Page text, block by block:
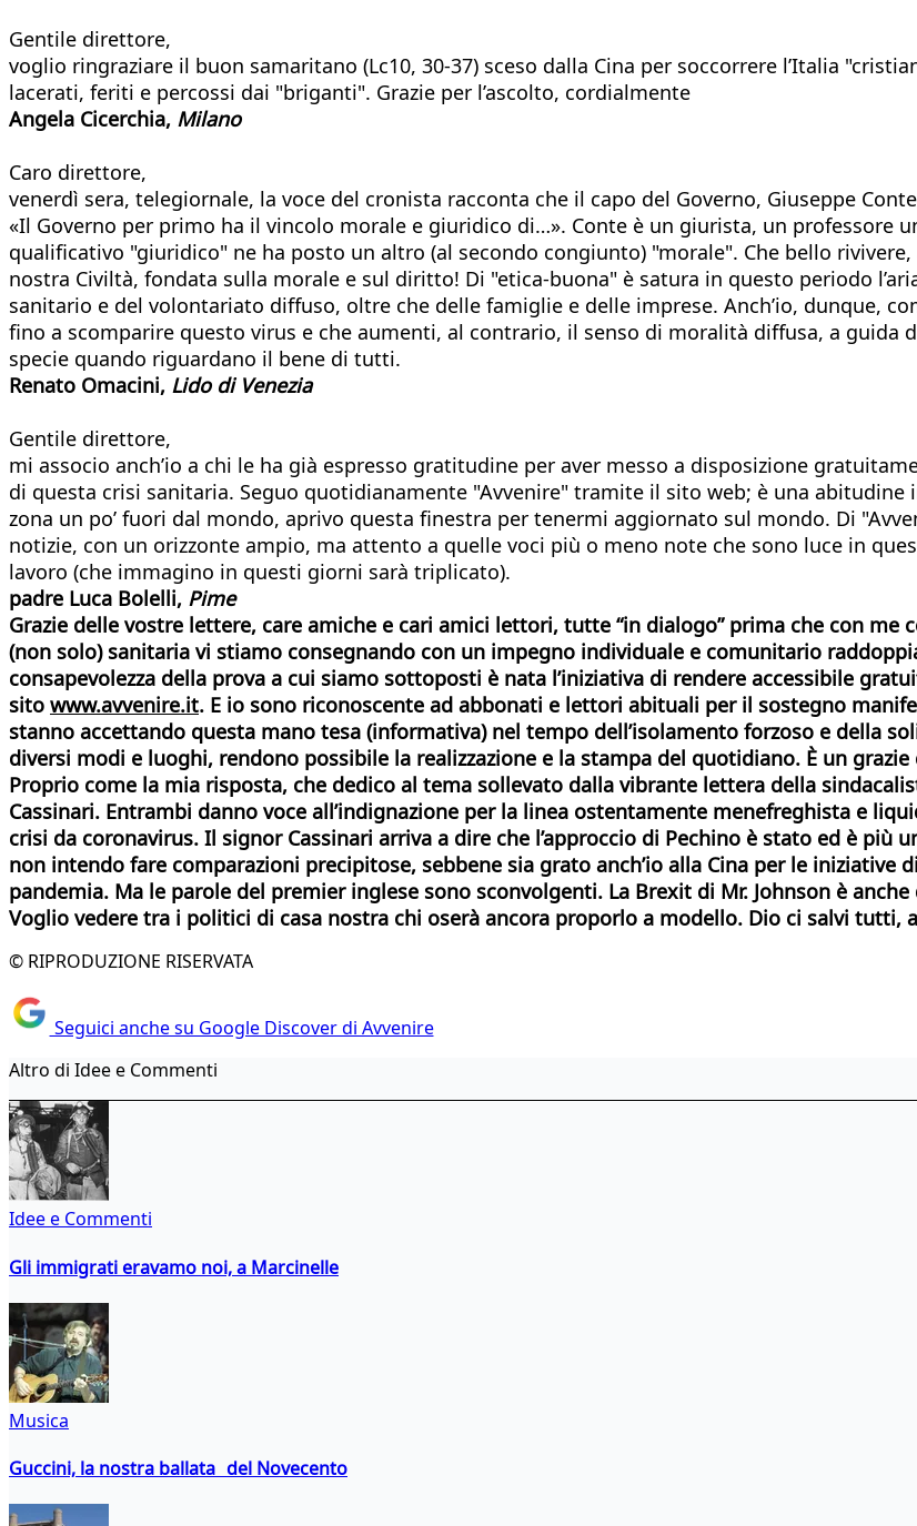
Gentile direttore,
voglio ringraziare il buon samaritano (Lc10, 30-37) sceso dalla Cina per soccorrere l’Italia
lacerati, feriti e percossi dai "briganti". Grazie per l’ascolto, cordialmente
Angela Cicerchia, Milano
Caro direttore,
venerdì sera, telegiornale, la voce del cronista racconta che il capo del Governo, Giuseppe
«Il Governo per primo ha il vincolo morale e giuridico di…». Conte è un giurista, un professore
qualificativo "giuridico" ne ha posto un altro (al secondo congiunto) "morale". Che bello
nostra Civiltà, fondata sulla morale e sul diritto! Di "etica-buona" è satura in questo periodo
sanitario e del volontariato diffuso, oltre che delle famiglie e delle imprese. Anch’io, dunque,
fino a scomparire questo virus e che aumenti, al contrario, il senso di moralità diffusa, a guida
specie quando riguardano il bene di tutti.
Renato Omacini, Lido di Venezia
Gentile direttore,
mi associo anch’io a chi le ha già espresso gratitudine per aver messo a disposizione
di questa crisi sanitaria. Seguo quotidianamente "Avvenire" tramite il sito web; è una
zona un po’ fuori dal mondo, aprivo questa finestra per tenermi aggiornato sul mondo. Di
notizie, con un orizzonte ampio, ma attento a quelle voci più o meno note che sono luce in
lavoro (che immagino in questi giorni sarà triplicato).
padre Luca Bolelli, Pime
Grazie delle vostre lettere, care amiche e cari amici lettori, tutte “in dialogo” prima che con
(non solo) sanitaria vi stiamo consegnando con un impegno individuale e comunitario
consapevolezza della prova a cui siamo sottoposti è nata l’iniziativa di rendere accessibile
sito www.avvenire.it. E io sono riconoscente ad abbonati e lettori abituali per il sostegno
stanno accettando questa mano tesa (informativa) nel tempo dell’isolamento forzoso e della
diversi modi e luoghi, rendono possibile la realizzazione e la stampa del quotidiano. È un
Proprio come la mia risposta, che dedico al tema sollevato dalla vibrante lettera della
Cassinari. Entrambi danno voce all’indignazione per la linea ostentamente menefreghista e
crisi da coronavirus. Il signor Cassinari arriva a dire che l’approccio di Pechino è stato ed è
non intendo fare comparazioni precipitose, sebbene sia grato anch’io alla Cina per le iniziative
pandemia. Ma le parole del premier inglese sono sconvolgenti. La Brexit di Mr. Johnson è
Voglio vedere tra i politici di casa nostra chi oserà ancora proporlo a modello. Dio ci salvi
© RIPRODUZIONE RISERVATA
Seguici anche su Google Discover di Avvenire
Altro di Idee e Commenti
Idee e Commenti
Gli immigrati eravamo noi, a Marcinelle
Musica
Guccini, la nostra ballata del Novecento